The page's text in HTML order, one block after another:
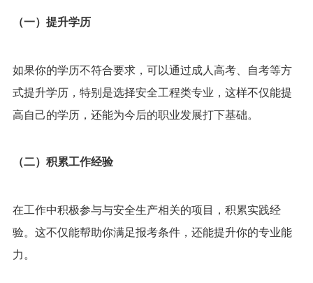
（一）提升学历
如果你的学历不符合要求，可以通过成人高考、自考等方
式提升学历，特别是选择安全工程类专业，这样不仅能提
高自己的学历，还能为今后的职业发展打下基础。
（二）积累工作经验
在工作中积极参与与安全生产相关的项目，积累实践经
验。这不仅能帮助你满足报考条件，还能提升你的专业能
力。